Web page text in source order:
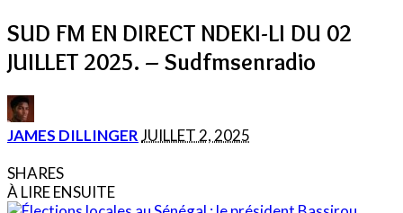
SUD FM EN DIRECT NDEKI-LI DU 02
JUILLET 2025. – Sudfmsenradio
POSTED
JAMES DILLINGERJUILLET 2, 2025
SHARES
À LIRE ENSUITE